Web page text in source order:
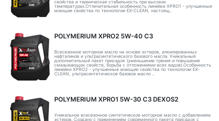
свойства и термическая стабильность при высоких
температурах.Отличительная особенность линейки XPRO1 - улучшенные
моющие свойства по технологии EX-CLEAN, настоящ..
POLYMERIUM XPRO2 5W-40 C3
Всесезонное моторное масло на основе эстеров, алкилированных
нафталинов и ультрасинтетического базового масла. Уникальный
дополнительный пакет присадок (уменьшение трения и повышение
смазывающих свойств, борьба с отложениями всех видов).Особенность
линейки XPRO2 - улучшенные моющие свойства по технологии EX-
CLEAN, ультрасинтетическое базовое масло ..
POLYMERIUM XPRO1 5W-30 C3 DEXOS2
Уникальное всесезонное синтетическое моторное масло с добавлением
эстеров. Создано с применением современного пакета присадок с